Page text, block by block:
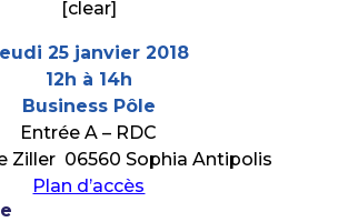
[clear]
25 janvier 2018
12h à 14h
Business Pôle
Entrée A – RDC
Ziller 06560 Sophia Antipolis
Plan d’accès